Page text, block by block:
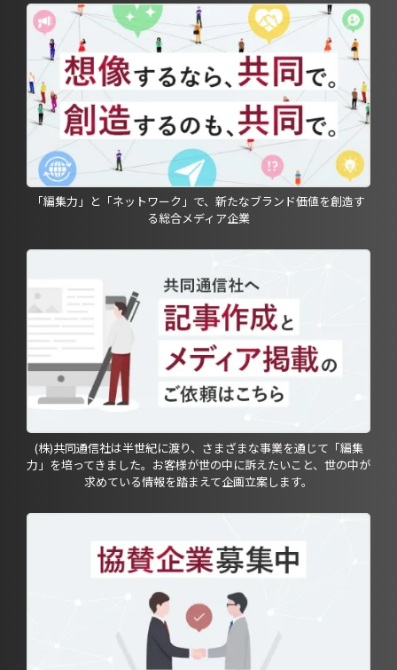
「編集力」と「ネットワーク」で、新たなブランド価値を創造す
る総合メディア企業
(株)共同通信社は半世紀に渡り、さまざまな事業を通じて「編集
力」を培ってきました。お客様が世の中に訴えたいこと、世の中が
求めている情報を踏まえて企画立案します。